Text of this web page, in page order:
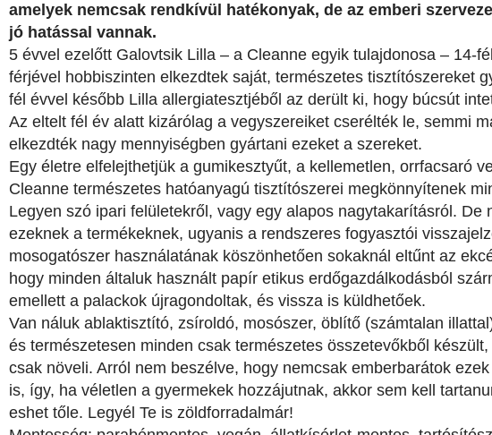
amelyek nemcsak rendkívül hatékonyak, de az emberi
jó hatással vannak.
5 évvel ezelőtt Galovtsik Lilla – a Cleanne egyik tulajdonosa – 14-
férjével hobbiszinten elkezdtek saját, természetes tisztítószereket
fél évvel később Lilla allergiatesztjéből az derült ki, hogy búcsút
Az eltelt fél év alatt kizárólag a vegyszereiket cserélték le, semmi
elkezdték nagy mennyiségben gyártani ezeket a szereket.
Egy életre elfelejthetjük a gumikesztyűt, a kellemetlen, orrfacsaró
Cleanne természetes hatóanyagú tisztítószerei megkönnyítenek
Legyen szó ipari felületekről, vagy egy alapos nagytakarításról. De
ezeknek a termékeknek, ugyanis a rendszeres fogyasztói
mosogatószer használatának köszönhetően sokaknál eltűnt az
hogy minden általuk használt papír etikus erdőgazdálkodásból
emellett a palackok újragondoltak, és vissza is küldhetőek.
Van náluk ablaktisztító, zsíroldó, mosószer, öblítő (számtalan
és természetesen minden csak természetes összetevőkből
csak növeli. Arról nem beszélve, hogy nemcsak emberbarátok
is, így, ha véletlen a gyermekek hozzájutnak, akkor sem kell
eshet tőle. Legyél Te is zöldforradalmár!